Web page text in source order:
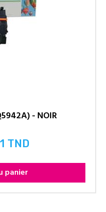
- NOIR
TND
panier